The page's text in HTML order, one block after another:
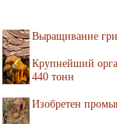
Выращивание
Крупнейший
440 тонн
Изобретен